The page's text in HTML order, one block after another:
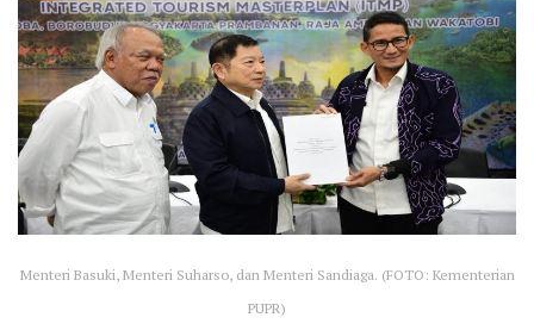
Menteri Basuki, Menteri Suharso, dan Menteri Sandiaga. (FOTO: Kementerian
PUPR)